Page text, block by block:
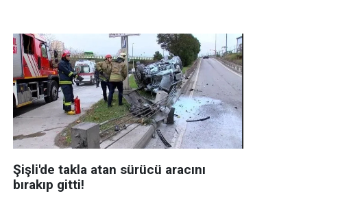
Şişli'de takla atan sürücü aracını
bırakıp gitti!